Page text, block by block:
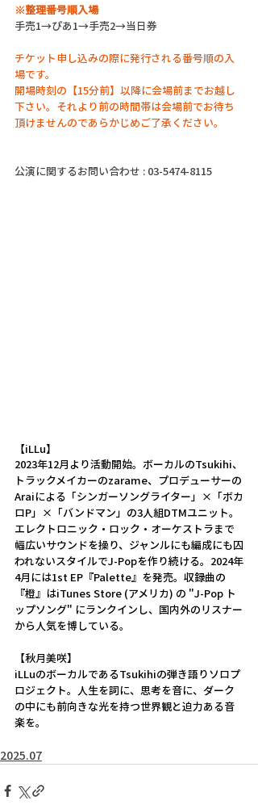
※整理番号順入場
手売1→ぴあ1→手売2→当日券
チケット申し込みの際に発行される番号順の入
場です。
開場時刻の【15分前】以降に会場前までお越し
下さい。それより前の時間帯は会場前でお待ち
頂けませんのであらかじめご了承ください。
公演に関するお問い合わせ : 03-5474-8115
【iLLu】
2023年12月より活動開始。ボーカルのTsukihi、
トラックメイカーのzarame、プロデューサーの
Araiによる「シンガーソングライター」×「ボカ
ロP」×「バンドマン」の3人組DTMユニット。
エレクトロニック・ロック・オーケストラまで
幅広いサウンドを操り、ジャンルにも編成にも囚
われないスタイルでJ-Popを作り続ける。2024年
4月には1st EP『Palette』を発売。収録曲の
『橙』はiTunes Store (アメリカ) の "J-Pop ト
ップソング" にランクインし、国内外のリスナー
から人気を博している。
【秋月美咲】
iLLuのボーカルであるTsukihiの弾き語りソロプ
ロジェクト。人生を詞に、思考を音に、ダーク
の中にも前向きな光を持つ世界観と迫力ある音
楽を。
2025.07